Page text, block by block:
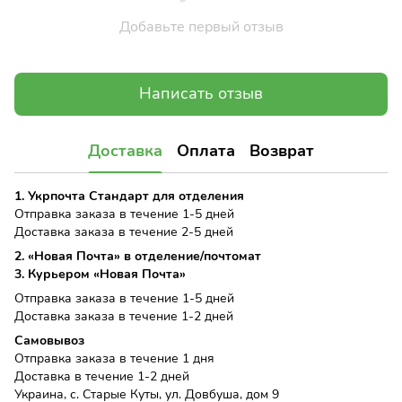
Добавьте первый отзыв
Написать отзыв
Доставка Оплата Возврат
1. Укрпочта Стандарт для отделения
Отправка заказа в течение 1-5 дней
Доставка заказа в течение 2-5 дней
2. «Новая Почта» в отделение/почтомат
3. Курьером «Новая Почта»
Отправка заказа в течение 1-5 дней
Доставка заказа в течение 1-2 дней
Самовывоз
Отправка заказа в течение 1 дня
Доставка в течение 1-2 дней
Украина, с. Старые Куты, ул. Довбуша, дом 9